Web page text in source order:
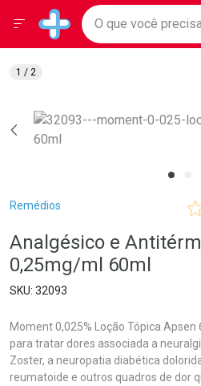
Drogarias Pacheco
Baixe nosso APP e aproveite
Ir direto para a home
pela página
Ir direto para o conteúdo
Ir direto para a busca
Ir direto para a conta
Ir direto para a notificações
Ir direto para o carrinho
Ir direto para o menu
Faça a sua busca
O que você
Menu
Breadcrumb
Remédios
Analgésico e
0,25mg/ml 60ml
32093
Moment 0,025% Loção Tópica
para tratar dores associada a
Zoster, a neuropatia diabética
reumatoide e outros quadros de dor
1 / 2